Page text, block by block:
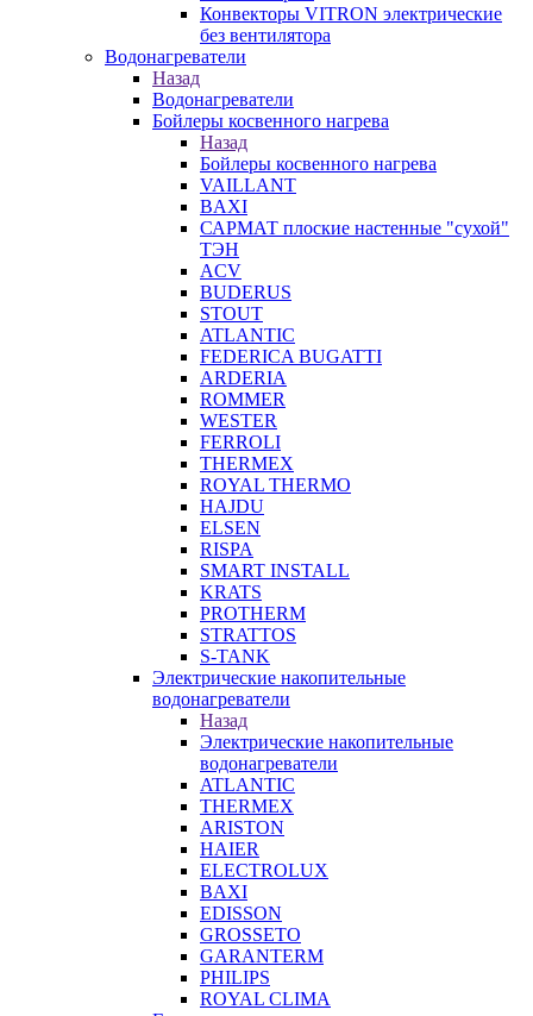
Конвекторы VITRON электрические
без вентилятора
Водонагреватели
Назад
Водонагреватели
Бойлеры косвенного нагрева
Назад
Бойлеры косвенного нагрева
VAILLANT
BAXI
САРМАТ плоские настенные "сухой"
ТЭН
ACV
BUDERUS
STOUT
ATLANTIC
FEDERICA BUGATTI
ARDERIA
ROMMER
WESTER
FERROLI
THERMEX
ROYAL THERMO
HAJDU
ELSEN
RISPA
SMART INSTALL
KRATS
PROTHERM
STRATTOS
S-TANK
Электрические накопительные
водонагреватели
Назад
Электрические накопительные
водонагреватели
ATLANTIC
THERMEX
ARISTON
HAIER
ELECTROLUX
BAXI
EDISSON
GROSSETO
GARANTERM
PHILIPS
ROYAL CLIMA